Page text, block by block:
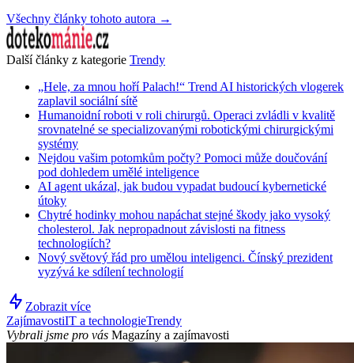
Všechny články tohoto autora →
Další články z kategorie Trendy
„Hele, za mnou hoří Palach!“ Trend AI historických vlogerek
zaplavil sociální sítě
Humanoidní roboti v roli chirurgů. Operaci zvládli v kvalitě
srovnatelné se specializovanými robotickými chirurgickými
systémy
Nejdou vašim potomkům počty? Pomoci může doučování
pod dohledem umělé inteligence
AI agent ukázal, jak budou vypadat budoucí kybernetické
útoky
Chytré hodinky mohou napáchat stejné škody jako vysoký
cholesterol. Jak nepropadnout závislosti na fitness
technologiích?
Nový světový řád pro umělou inteligenci. Čínský prezident
vyzývá ke sdílení technologií
Zobrazit více
ZajímavostiIT a technologieTrendy
Vybrali jsme pro vás Magazíny a zajímavosti